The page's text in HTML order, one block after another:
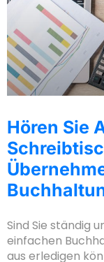
Hören Sie
Sind Sie ständig
einfachen
aus erledigen